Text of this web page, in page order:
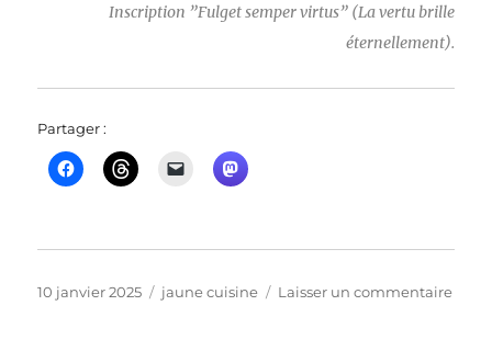
Inscription ”Fulget semper virtus” (La vertu brille
éternellement).
Partager :
Publié
10 janvier 2025 Catégories
jaune cuisine Laisser un commentairesur